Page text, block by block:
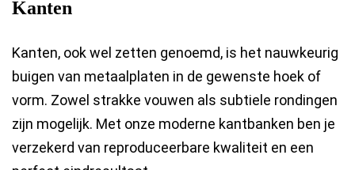
Kanten
Kanten, ook wel zetten genoemd, is het nauwkeurig
buigen van metaalplaten in de gewenste hoek of
vorm. Zowel strakke vouwen als subtiele rondingen
zijn mogelijk. Met onze moderne kantbanken ben je
verzekerd van reproduceerbare kwaliteit en een